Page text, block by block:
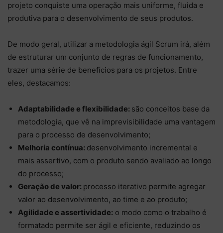
projeto conquiste uma operação mais uniforme, fluida e
produtiva para o desenvolvimento de seus produtos.
De modo geral, utilizar a metodologia ágil Scrum irá, além
de estruturar um conjunto de regras de funcionamento,
trazer uma série de benefícios para os projetos. Entre
eles, destacamos:
Adaptabilidade e flexibilidade: são conceitos base da
metodologia, que vê na imprevisibilidade uma vantagem
para o processo de desenvolvimento;
Melhoria contínua: desenvolvimento incremental e
mais assertivo, com o produto sendo avaliado ao longo
do processo;
Geração de valor: processo iterativo permite agregar
valor ao desenvolvimento, ao time e ao produto;
Agilidade e assertividade: o modo como o trabalho é
formatado permite ser ágil e eficiente, reduzindo os